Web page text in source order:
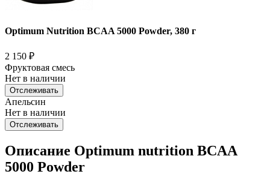
Optimum Nutrition BCAA 5000 Powder, 380 г
2 150 ₽
Фруктовая смесь
Нет в наличии
Отслеживать
Апельсин
Нет в наличии
Отслеживать
Описание Optimum nutrition BCAA
5000 Powder